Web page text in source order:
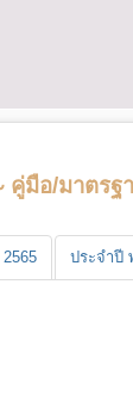
คู่มือ/มาตรฐ
ประจำปี